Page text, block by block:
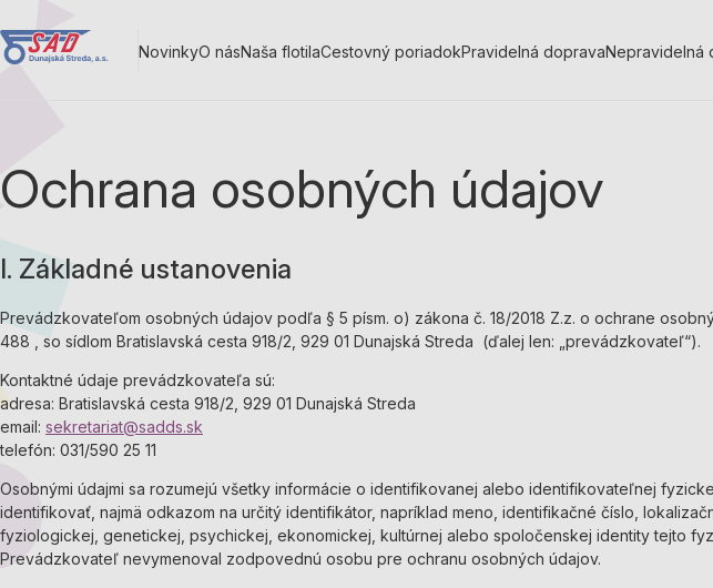
na
hlavný
NovinkyO násNaša flotilaCestovný poriadokPravidelná dopravaNepravidelná
Ochrana osobných údajov
I. Základné ustanovenia
Prevádzkovateľom osobných údajov podľa § 5 písm. o) zákona č. 18/2018 Z.z. o ochrane
488 , so sídlom Bratislavská cesta 918/2, 929 01 Dunajská Streda (ďalej len: „prevádzkovateľ“).
Kontaktné údaje prevádzkovateľa sú:
adresa: Bratislavská cesta 918/2, 929 01 Dunajská Streda
email: sekretariat@sadds.sk
telefón: 031/590 25 11
Osobnými údajmi sa rozumejú všetky informácie o identifikovanej alebo identifikovateľnej
identifikovať, najmä odkazom na určitý identifikátor, napríklad meno, identifikačné číslo,
fyziologickej, genetickej, psychickej, ekonomickej, kultúrnej alebo spoločenskej identity tejto
Prevádzkovateľ nevymenoval zodpovednú osobu pre ochranu osobných údajov.